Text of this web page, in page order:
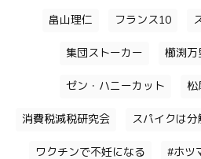
畠山理仁 フランス10
集団ストーカー 櫛渕万
ゼン・ハニーカット 松
消費税減税研究会 スパイクは
ワクチンで不妊になる #ホツ